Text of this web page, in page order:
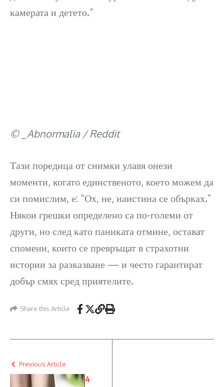
камерата и детето.”
моменти, когато единственото, което можем да
Някои грешки определено са по-големи от